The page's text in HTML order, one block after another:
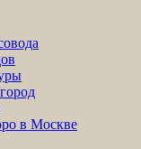
в Москве